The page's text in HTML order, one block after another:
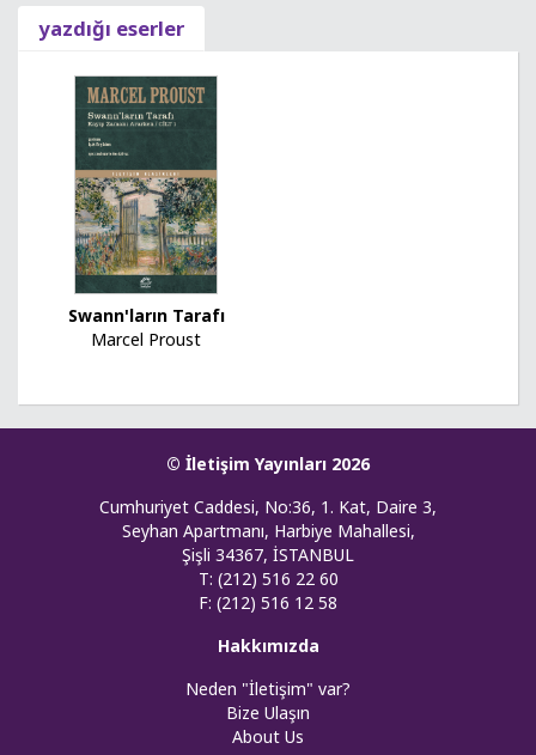
yazdığı eserler
Swann'ların Tarafı
Marcel Proust
© İletişim Yayınları 2026
Cumhuriyet Caddesi, No:36, 1. Kat, Daire 3,
Seyhan Apartmanı, Harbiye Mahallesi,
Şişli 34367, İSTANBUL
T: (212) 516 22 60
F: (212) 516 12 58
Hakkımızda
Neden "İletişim" var?
Bize Ulaşın
About Us